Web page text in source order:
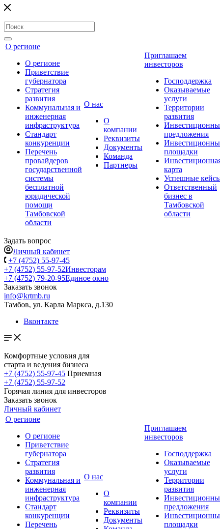
О регионе
О регионе
Приветствие
губернатора
Стратегия
развития
Коммунальная и
инженерная
инфраструктура
Стандарт
конкуренции
Перечень
провайдеров
государственной
системы
бесплатной
юридической
помощи
Тамбовской
области
О нас
О
компании
Реквизиты
Документы
Команда
Партнеры
Приглашаем
инвесторов
Господдержка
Оказываемые
услуги
Территории
развития
предложения
площадки
карта
Успешные
Ответственный
бизнес в
Тамбовской
области
Задать вопрос
Личный кабинет
+7 (4752) 55-97-45
+7 (4752) 55-97-52Инвесторам
+7 (4752) 79-20-95Единое окно
Заказать звонок
info@krtmb.ru
Тамбов, ул. Карла Маркса, д.130
Вконтакте
Комфортные условия для
старта и ведения бизнеса
+7 (4752) 55-97-45 Приемная
+7 (4752) 55-97-52
Горячая линия для инвесторов
Заказать звонок
Личный кабинет
О регионе
О регионе
Приветствие
губернатора
Стратегия
развития
Коммунальная и
инженерная
инфраструктура
Стандарт
конкуренции
Перечень
О нас
О
компании
Реквизиты
Документы
Приглашаем
инвесторов
Господдержка
Оказываемые
услуги
Территории
развития
предложения
площадки